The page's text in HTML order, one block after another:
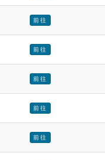
前往
前往
前往
前往
前往